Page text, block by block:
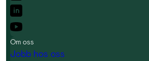
Om oss
Jobb hos oss